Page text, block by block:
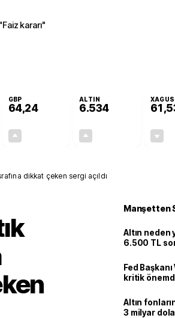
Faiz kararı"
GBP
64,24
ALTIN
6.534
dikkat çeken sergi açıldı
Manşetten
Altın neden
6.500 TL
Fed
kritik
Altın
3 milyar